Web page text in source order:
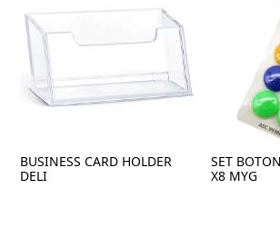
BUSINESS CARD HOLDER
DELI
SET
X8 MYG